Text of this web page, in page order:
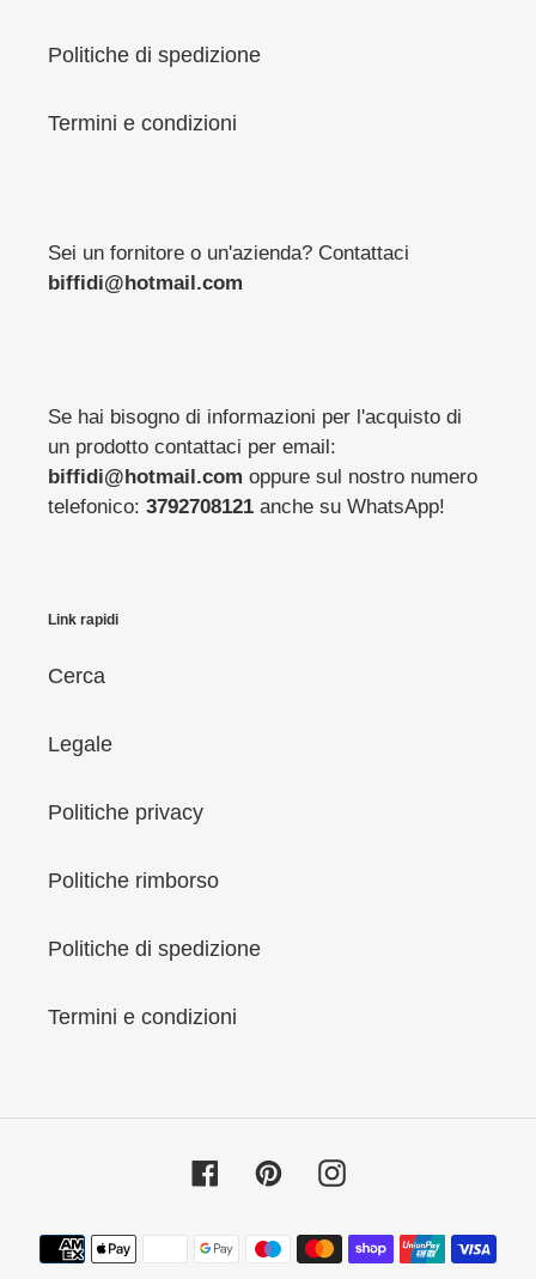
Politiche di spedizione
Termini e condizioni
Sei un fornitore o un'azienda? Contattaci
biffidi@hotmail.com
Se hai bisogno di informazioni per l'acquisto di
un prodotto contattaci per email:
biffidi@hotmail.com oppure sul nostro numero
telefonico: 3792708121 anche su WhatsApp!
Link rapidi
Cerca
Legale
Politiche privacy
Politiche rimborso
Politiche di spedizione
Termini e condizioni
FacebookPinterestInstagram
Metodi
di